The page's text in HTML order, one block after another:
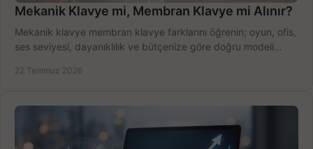
Mekanik Klavye mi, Membran Klavye mi Alınır?
Mekanik klavye membran klavye farklarını öğrenin; oyun, ofis,
ses seviyesi, dayanıklılık ve bütçenize göre doğru modeli
22 Temmuz 2026